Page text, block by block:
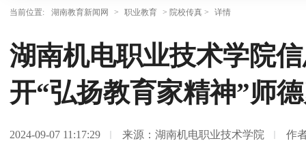
当前位置: 湖南教育新闻网 > 职业教育 > 院校传真 > 详情
湖南机电职业技术学院
开“弘扬教育家精神”师
2024-09-07 11:17:29 来源：湖南机电职业技术学院 作